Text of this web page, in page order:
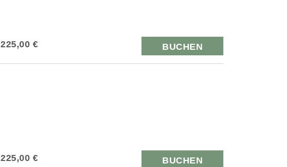
225,00 € BUCHEN
225,00 € BUCHEN